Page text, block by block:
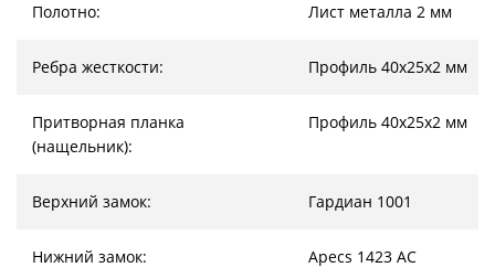
Полотно: Лист металла 2 мм
Ребра жесткости: Профиль 40х25х2 мм
Притворная планка
(нащельник):
Профиль 40х25х2 мм
Верхний замок: Гардиан 1001
Нижний замок: Apecs 1423 AC